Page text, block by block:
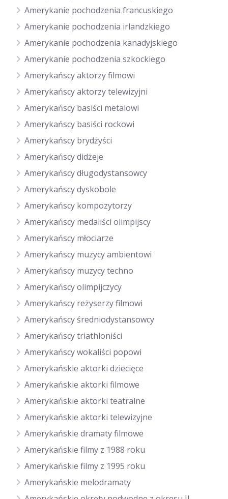
Amerykanie pochodzenia francuskiego
Amerykanie pochodzenia irlandzkiego
Amerykanie pochodzenia kanadyjskiego
Amerykanie pochodzenia szkockiego
Amerykańscy aktorzy filmowi
Amerykańscy aktorzy telewizyjni
Amerykańscy basiści metalowi
Amerykańscy basiści rockowi
Amerykańscy brydżyści
Amerykańscy didżeje
Amerykańscy długodystansowcy
Amerykańscy dyskobole
Amerykańscy kompozytorzy
Amerykańscy medaliści olimpijscy
Amerykańscy młociarze
Amerykańscy muzycy ambientowi
Amerykańscy muzycy techno
Amerykańscy olimpijczycy
Amerykańscy reżyserzy filmowi
Amerykańscy średniodystansowcy
Amerykańscy triathloniści
Amerykańscy wokaliści popowi
Amerykańskie aktorki dziecięce
Amerykańskie aktorki filmowe
Amerykańskie aktorki teatralne
Amerykańskie aktorki telewizyjne
Amerykańskie dramaty filmowe
Amerykańskie filmy z 1988 roku
Amerykańskie filmy z 1995 roku
Amerykańskie melodramaty